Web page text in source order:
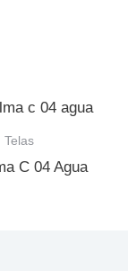
Telas
C 04 Agua